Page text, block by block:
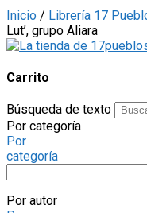
Inicio / Librería 17
Lut’, grupo Aliara
Carrito
Búsqueda de texto
Por categoría
Por
categoría
Por autor